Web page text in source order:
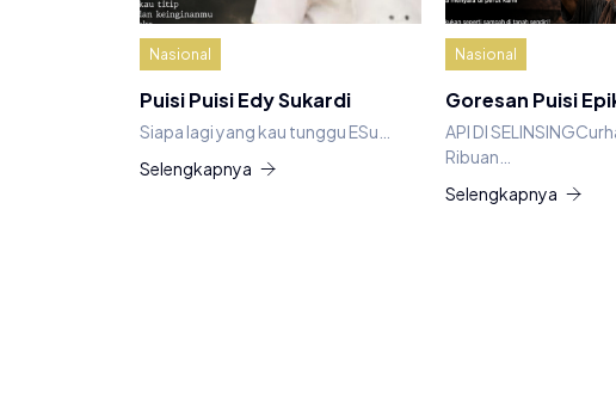
Nasional
Puisi Puisi Edy Sukardi
Siapa lagi yang kau tunggu ESu…
Selengkapnya
Nasional
Goresan Puisi
API DI
Ribuan…
Selengkapnya